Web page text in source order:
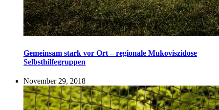
Gemeinsam stark vor Ort – regionale Mukoviszidose
Selbsthilfegruppen
November 29, 2018